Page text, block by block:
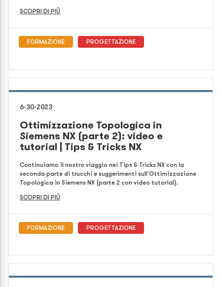
SCOPRI DI PIÙ
FORMAZIONE PROGETTAZIONE
6-30-2023
Ottimizzazione Topologica in
Siemens NX (parte 2): video e
tutorial | Tips & Tricks NX
Continuiamo il nostro viaggio nei Tips & Tricks NX con la
seconda parte di trucchi e suggerimenti sull'Ottimizzazione
Topologica in Siemens NX (parte 2 con video tutorial).
SCOPRI DI PIÙ
FORMAZIONE PROGETTAZIONE